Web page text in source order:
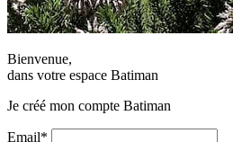
Bienvenue,
dans votre espace Batiman
Je créé mon compte Batiman
Email*